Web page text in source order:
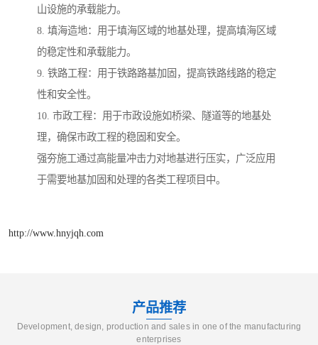
山设施的承载能力。
8. 填海造地：用于填海区域的地基处理，提高填海区域
的稳定性和承载能力。
9. 铁路工程：用于铁路路基加固，提高铁路线路的稳定
性和安全性。
10. 市政工程：用于市政设施如桥梁、隧道等的地基处
理，确保市政工程的稳固和安全。
强夯施工通过高能量冲击力对地基进行压实，广泛应用
于需要地基加固和处理的各类工程项目中。
http://www.hnyjqh.com
产品推荐
Development, design, production and sales in one of the manufacturing
enterprises